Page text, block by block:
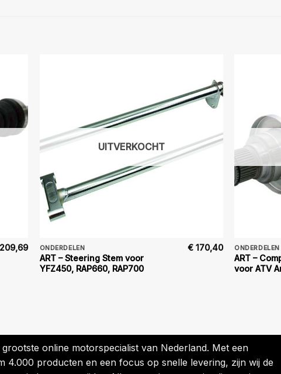
209,69
UITVERKOCHT
ONDERDELEN
ART – Steering Stem voor
YFZ450, RAP660, RAP700
€170,40 ONDERDELEN
ART –
voor ATV
grootste online motorspecialist van Nederland. Met een
4.000 producten en een focus op snelle levering, zijn wij de